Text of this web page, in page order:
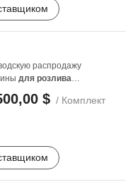
распродажу
для розлива
$ / Комплект